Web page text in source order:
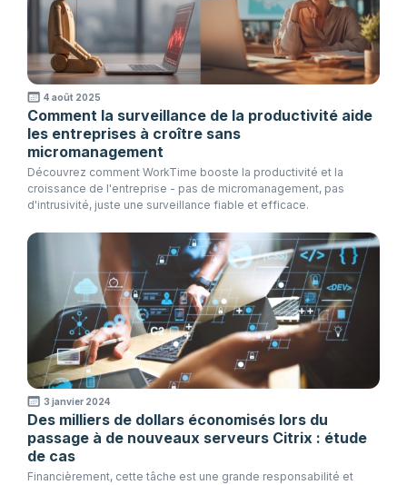
4 août 2025
Comment la surveillance de la productivité aide
les entreprises à croître sans
micromanagement
Découvrez comment WorkTime booste la productivité et la
croissance de l'entreprise - pas de micromanagement, pas
d'intrusivité, juste une surveillance fiable et efficace.
3 janvier 2024
Des milliers de dollars économisés lors du
passage à de nouveaux serveurs Citrix : étude
de cas
Financièrement, cette tâche est une grande responsabilité et